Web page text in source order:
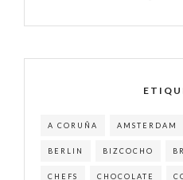
A CORUÑA AMSTERDAM
BERLIN BIZCOCHO
CHEFS CHOCOLATE